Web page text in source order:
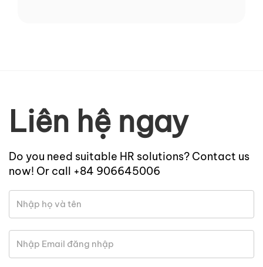
Liên hệ ngay
Do you need suitable HR solutions? Contact us
now! Or call +84 906645006